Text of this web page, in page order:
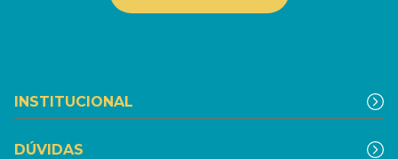
INSTITUCIONAL
DÚVIDAS